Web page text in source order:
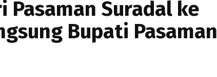
Pasaman Suradal ke
Bupati Pasaman